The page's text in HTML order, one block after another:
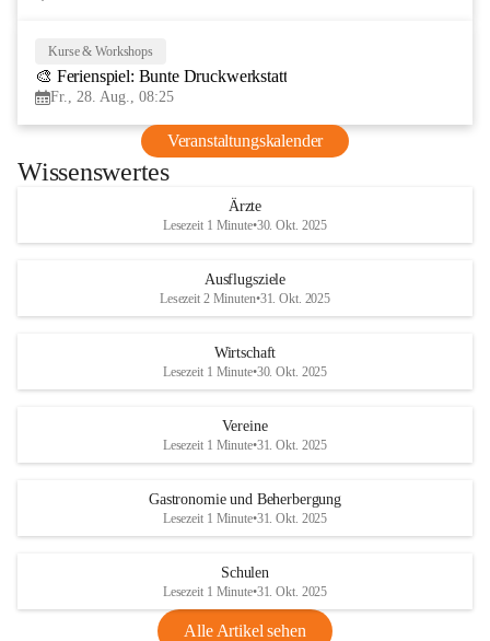
Kurse & Workshops
🎨 Ferienspiel: Bunte Druckwerkstatt
Fr., 28. Aug., 08:25
Veranstaltungskalender
Wissenswertes
Ärzte
Lesezeit 1 Minute•30. Okt. 2025
Ausflugsziele
Lesezeit 2 Minuten•31. Okt. 2025
Wirtschaft
Lesezeit 1 Minute•30. Okt. 2025
Vereine
Lesezeit 1 Minute•31. Okt. 2025
Gastronomie und Beherbergung
Lesezeit 1 Minute•31. Okt. 2025
Schulen
Lesezeit 1 Minute•31. Okt. 2025
Alle Artikel sehen